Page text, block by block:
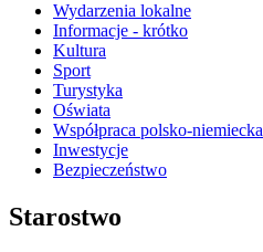
Wydarzenia lokalne
Informacje - krótko
Kultura
Sport
Turystyka
Oświata
Współpraca polsko-niemiecka
Inwestycje
Bezpieczeństwo
Starostwo